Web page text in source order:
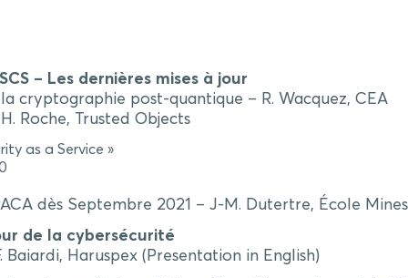
– Les dernières mises à jour
cryptographie post-quantique – R. Wacquez, CEA
Roche, Trusted Objects
as a Service »
dès Septembre 2021 – J-M. Dutertre, École
de la cybersécurité
Haruspex (Presentation in English)